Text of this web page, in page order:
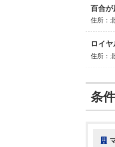
百合が
住所：
ロイ
住所：
条